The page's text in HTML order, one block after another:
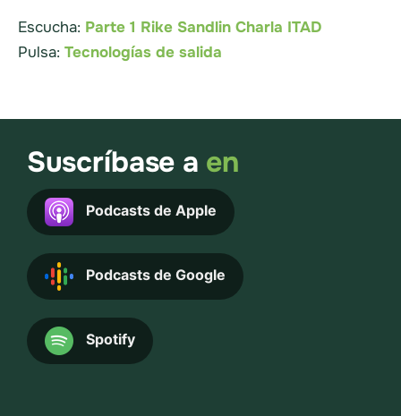
Escucha: Parte 1 Rike Sandlin Charla ITAD
Pulsa: Tecnologías de salida
Suscríbase a en
Podcasts de Apple
Podcasts de Google
Spotify